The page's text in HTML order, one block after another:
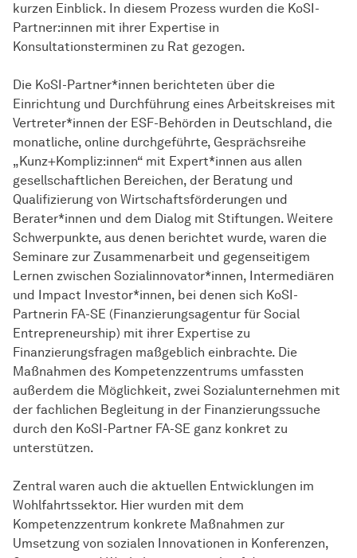
kurzen Einblick. In diesem Prozess wurden die KoSI-
Partner:innen mit ihrer Expertise in
Konsultationsterminen zu Rat gezogen.
Die KoSI-Partner*innen berichteten über die
Einrichtung und Durchführung eines Arbeitskreises mit
Vertreter*innen der ESF-Behörden in Deutschland, die
monatliche, online durchgeführte, Gesprächsreihe
„Kunz+Kompliz:innen“ mit Expert*innen aus allen
gesellschaftlichen Bereichen, der Beratung und
Qualifizierung von Wirtschaftsförderungen und
Berater*innen und dem Dialog mit Stiftungen. Weitere
Schwerpunkte, aus denen berichtet wurde, waren die
Seminare zur Zusammenarbeit und gegenseitigem
Lernen zwischen Sozialinnovator*innen, Intermediären
und Impact Investor*innen, bei denen sich KoSI-
Partnerin FA-SE (Finanzierungsagentur für Social
Entrepreneurship) mit ihrer Expertise zu
Finanzierungsfragen maßgeblich einbrachte. Die
Maßnahmen des Kompetenzzentrums umfassten
außerdem die Möglichkeit, zwei Sozialunternehmen mit
der fachlichen Begleitung in der Finanzierungssuche
durch den KoSI-Partner FA-SE ganz konkret zu
unterstützen.
Zentral waren auch die aktuellen Entwicklungen im
Wohlfahrtssektor. Hier wurden mit dem
Kompetenzzentrum konkrete Maßnahmen zur
Umsetzung von sozialen Innovationen in Konferenzen,